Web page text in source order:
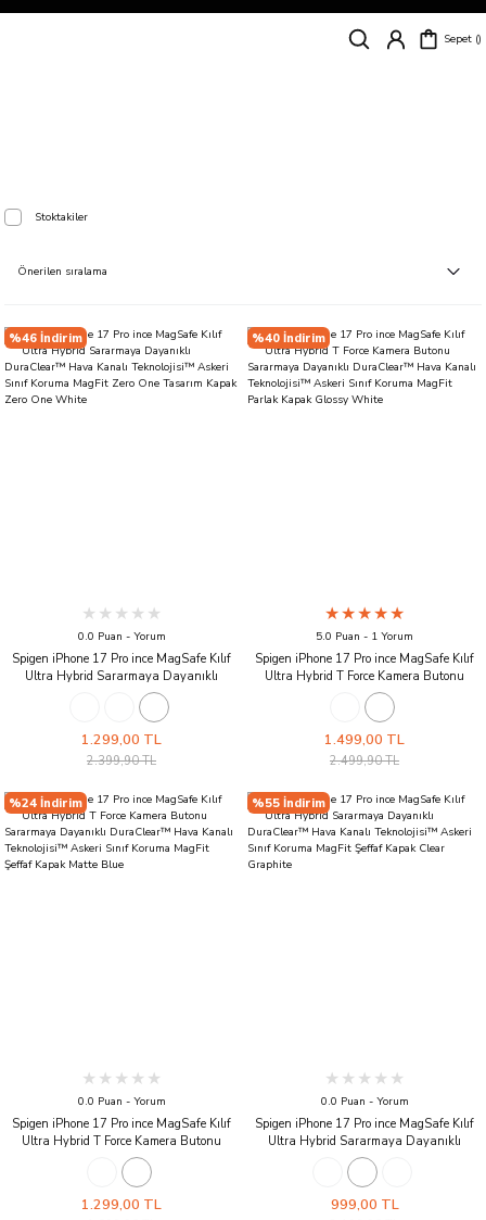
Siparişleriniz
Sepet
Stoktakiler
%46 İndirim
0.0 Puan - Yorum
Spigen iPhone 17 Pro ince MagSafe Kılıf
Ultra Hybrid Sararmaya Dayanıklı
DuraClear™ Hava Kanalı Teknolojisi™
Askeri Sınıf Koruma MagFit Zero One
1.299,00 TL
2.399,90 TL
%40 İndirim
5.0 Puan - 1 Yorum
Spigen iPhone 17 Pro ince MagSafe Kılıf
Ultra Hybrid T Force Kamera Butonu
Sararmaya Dayanıklı DuraClear™ Hava
Kanalı Teknolojisi™ Askeri Sınıf Koruma
1.499,00 TL
2.499,90 TL
%24 İndirim
0.0 Puan - Yorum
Spigen iPhone 17 Pro ince MagSafe Kılıf
Ultra Hybrid T Force Kamera Butonu
Sararmaya Dayanıklı DuraClear™ Hava
Kanalı Teknolojisi™ Askeri Sınıf Koruma
1.299,00 TL
%55 İndirim
0.0 Puan - Yorum
Spigen iPhone 17 Pro ince MagSafe Kılıf
Ultra Hybrid Sararmaya Dayanıklı
DuraClear™ Hava Kanalı Teknolojisi™
Askeri Sınıf Koruma MagFit Şeffaf Kapak
999,00 TL